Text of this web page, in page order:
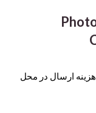
ارسال در محل